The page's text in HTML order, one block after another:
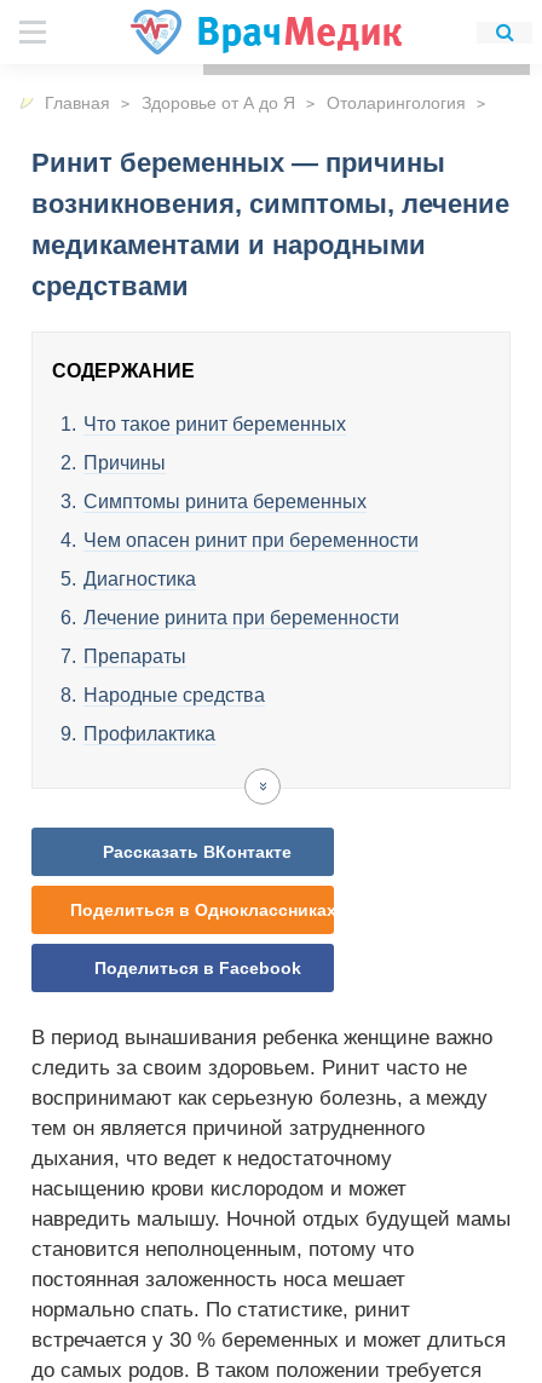
Главная Здоровье от А до Я Отоларингология
Ринит беременных — причины
возникновения, симптомы, лечение
медикаментами и народными
средствами
СОДЕРЖАНИЕ
Что такое ринит беременных
Причины
Симптомы ринита беременных
Чем опасен ринит при беременности
Диагностика
Лечение ринита при беременности
Препараты
Народные средства
Профилактика
Рассказать ВКонтакте
Поделиться в Одноклассниках
Поделиться в Facebook
В период вынашивания ребенка женщине важно
следить за своим здоровьем. Ринит часто не
воспринимают как серьезную болезнь, а между
тем он является причиной затрудненного
дыхания, что ведет к недостаточному
насыщению крови кислородом и может
навредить малышу. Ночной отдых будущей мамы
становится неполноценным, потому что
постоянная заложенность носа мешает
нормально спать. По статистике, ринит
встречается у 30 % беременных и может длиться
до самых родов. В таком положении требуется
Для любых предложений по
сайту: detirkutsk@cp9.ru